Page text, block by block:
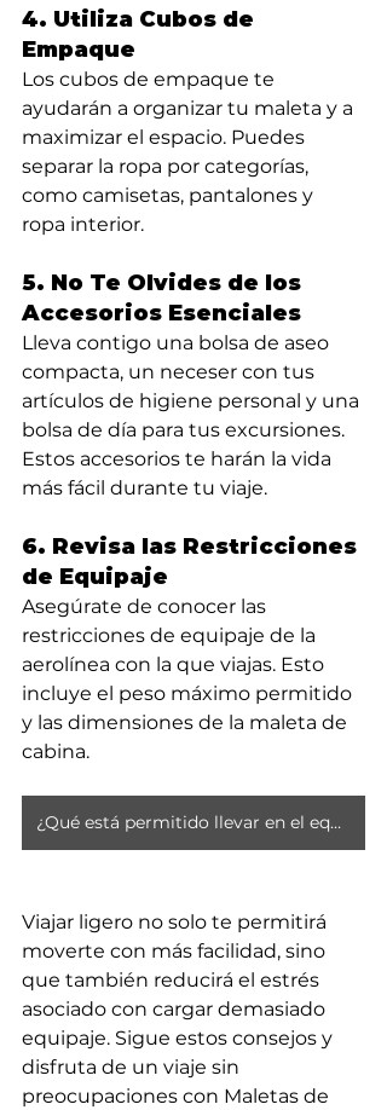
4. Utiliza Cubos de
Empaque
Los cubos de empaque te
ayudarán a organizar tu maleta y a
maximizar el espacio. Puedes
separar la ropa por categorías,
como camisetas, pantalones y
ropa interior.
5. No Te Olvides de los
Accesorios Esenciales
Lleva contigo una bolsa de aseo
compacta, un neceser con tus
artículos de higiene personal y una
bolsa de día para tus excursiones.
Estos accesorios te harán la vida
más fácil durante tu viaje.
6. Revisa las Restricciones
de Equipaje
Asegúrate de conocer las
restricciones de equipaje de la
aerolínea con la que viajas. Esto
incluye el peso máximo permitido
y las dimensiones de la maleta de
cabina.
¿Qué está permitido llevar en el equipaje de mano del avión?
Viajar ligero no solo te permitirá
moverte con más facilidad, sino
que también reducirá el estrés
asociado con cargar demasiado
equipaje. Sigue estos consejos y
disfruta de un viaje sin
preocupaciones con Maletas de